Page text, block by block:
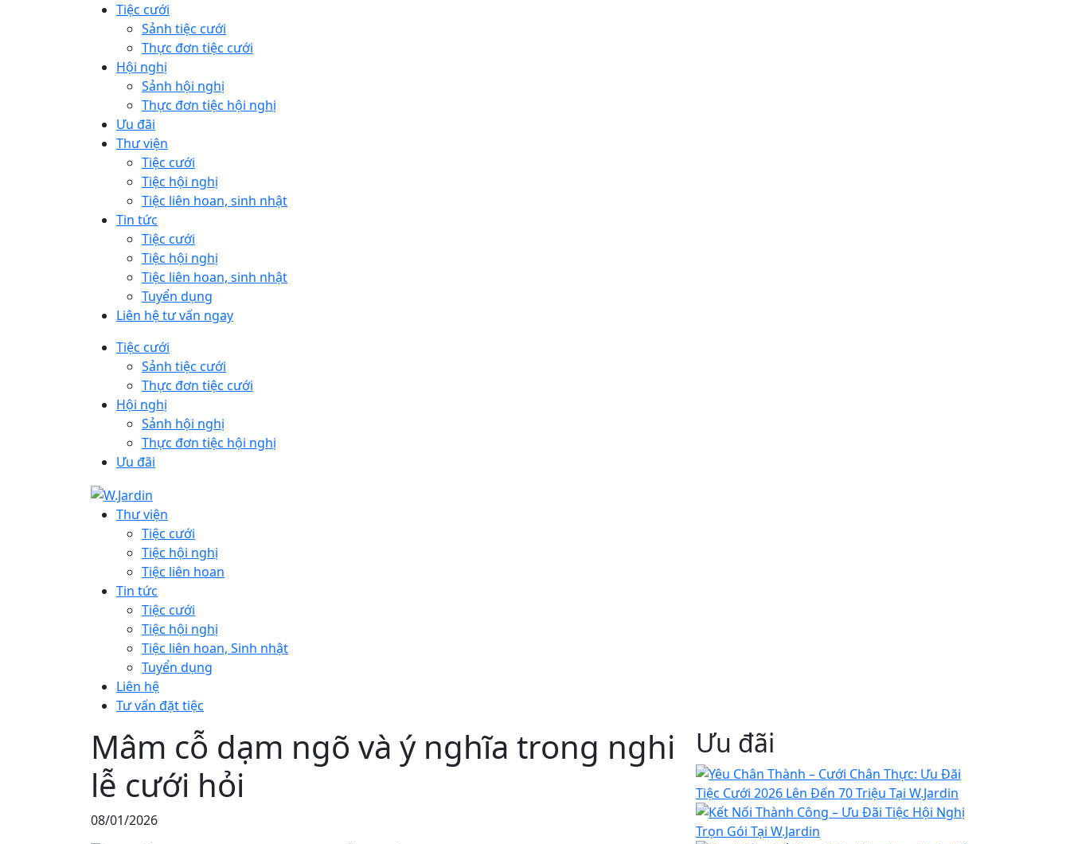
Tiệc cưới
Sảnh tiệc cưới
Thực đơn tiệc cưới
Hội nghị
Sảnh hội nghị
Thực đơn tiệc hội nghị
Ưu đãi
Thư viện
Tiệc cưới
Tiệc hội nghị
Tiệc liên hoan, sinh nhật
Tin tức
Tiệc cưới
Tiệc hội nghị
Tiệc liên hoan, sinh nhật
Tuyển dụng
Liên hệ tư vấn ngay
Tiệc cưới
Sảnh tiệc cưới
Thực đơn tiệc cưới
Hội nghị
Sảnh hội nghị
Thực đơn tiệc hội nghị
Ưu đãi
Thư viện
Tiệc cưới
Tiệc hội nghị
Tiệc liên hoan
Tin tức
Tiệc cưới
Tiệc hội nghị
Tiệc liên hoan, Sinh nhật
Tuyển dụng
Liên hệ
Tư vấn đặt tiệc
Mâm cỗ dạm ngõ và ý nghĩa trong nghi
lễ cưới hỏi
08/01/2026
Ưu đãi